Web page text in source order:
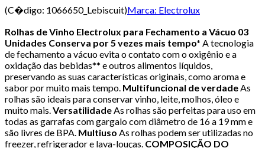
(C�digo: 1066650_Lebiscuit)Marca: Electrolux
Rolhas de Vinho Electrolux para Fechamento a Vácuo 03
Unidades Conserva por 5 vezes mais tempo* A tecnologia
de fechamento a vácuo evita o contato com o oxigênio e a
oxidação das bebidas** e outros alimentos líquidos,
preservando as suas características originais, como aroma e
sabor por muito mais tempo. Multifuncional de verdadeAs
rolhas são ideais para conservar vinho, leite, molhos, óleo e
muito mais.VersatilidadeAs rolhas são perfeitas para uso em
todas as garrafas com gargalo com diâmetro de 16 a 19 mm e
são livres de BPA. Multiuso As rolhas podem ser utilizadas no
freezer, refrigerador e lava-louças. COMPOSIÇÃO DO